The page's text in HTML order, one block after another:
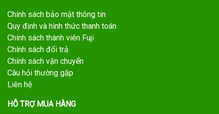
Chính sách bảo mật thông tin
Quy định và hình thức thanh toán
Chính sách thành viên Fuji
Chính sách đổi trả
Chính sách vận chuyển
Câu hỏi thường gặp
Liên hệ
HỖ TRỢ MUA HÀNG